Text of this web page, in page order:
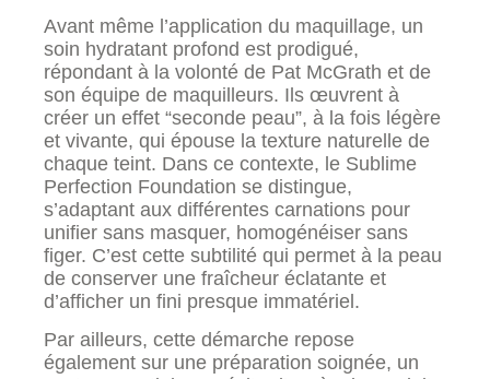
Avant même l’application du maquillage, un
soin hydratant profond est prodigué,
répondant à la volonté de Pat McGrath et de
son équipe de maquilleurs. Ils œuvrent à
créer un effet “seconde peau”, à la fois légère
et vivante, qui épouse la texture naturelle de
chaque teint. Dans ce contexte, le Sublime
Perfection Foundation se distingue,
s’adaptant aux différentes carnations pour
unifier sans masquer, homogénéiser sans
figer. C’est cette subtilité qui permet à la peau
de conserver une fraîcheur éclatante et
d’afficher un fini presque immatériel.
Par ailleurs, cette démarche repose
également sur une préparation soignée, un